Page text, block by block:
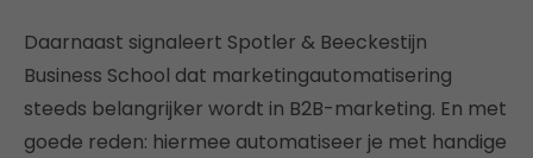
Daarnaast signaleert Spotler & Beeckestijn
Business School dat marketingautomatisering
steeds belangrijker wordt in B2B-marketing. En met
goede reden: hiermee automatiseer je met handige